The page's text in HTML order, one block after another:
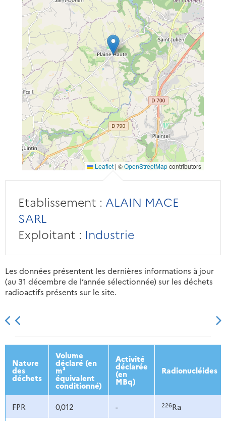
Leaflet | ©OpenStreetMapcontributors
Etablissement : ALAIN MACE
SARL
Exploitant : Industrie
Les données présentent les dernières informations à jour
(au 31 décembre de l’année sélectionnée) sur les déchets
radioactifs présents sur le site.
2013 2014 2015 2016
Nature
des
déchets
Volume
déclaré (en
m³
équivalent
conditionné)
Activité
déclarée
(en
MBq)
Radionucléides
FPR 0,012 - 226Ra